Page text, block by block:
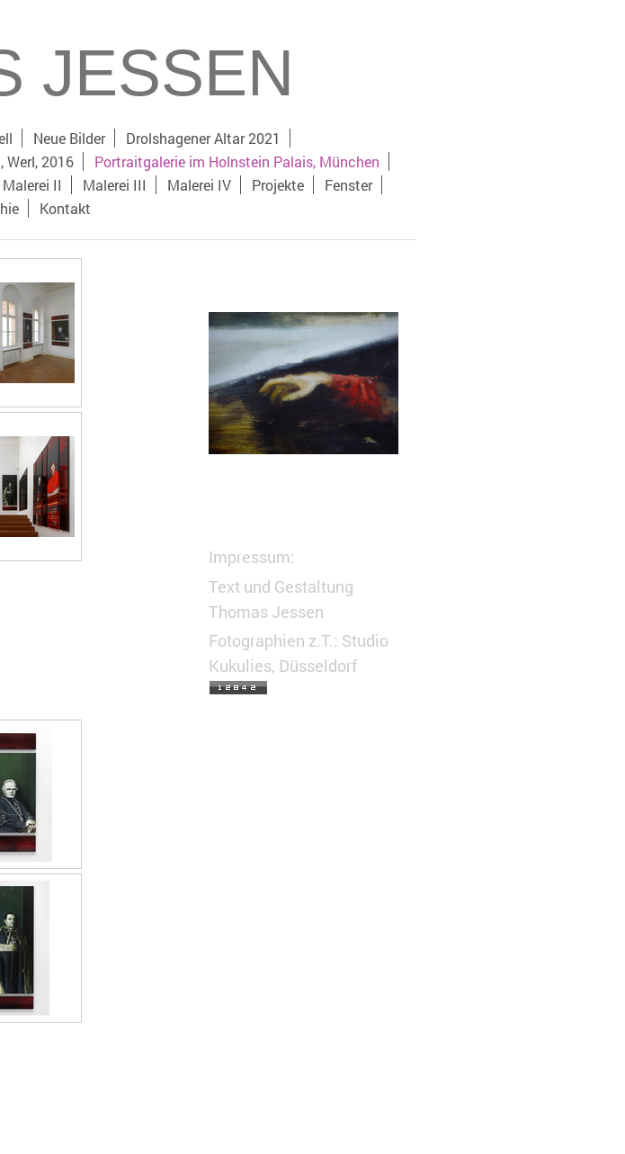
JESSEN
Neue Bilder
Drolshagener Altar 2021
Werl, 2016
Portraitgalerie im Holnstein Palais, München
Malerei II Malerei III Malerei IV Projekte
Fenster
Kontakt
Impressum:
Text und Gestaltung
Thomas Jessen
Fotographien z.T.: Studio
Kukulies, Düsseldorf